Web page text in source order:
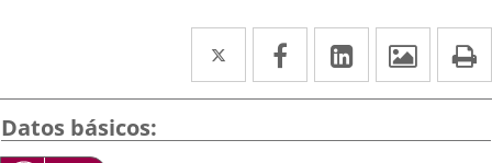
Twitter
Enlace
a
Facebook
Enlace
a
LinkedIn
Enlace
a
Datos básicos